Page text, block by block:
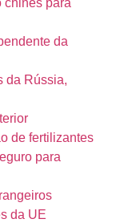
chinês para
da
da Rússia,
de fertilizantes
para
da UE